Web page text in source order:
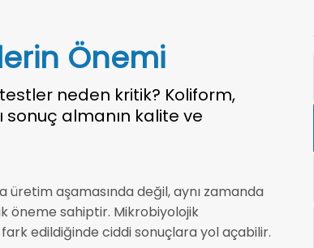
Önemi
neden kritik? Koliform,
sonuç almanın kalite ve
aşamasında değil, aynı zamanda
öneme sahiptir. Mikrobiyolojik
edildiğinde ciddi sonuçlara yol açabilir.